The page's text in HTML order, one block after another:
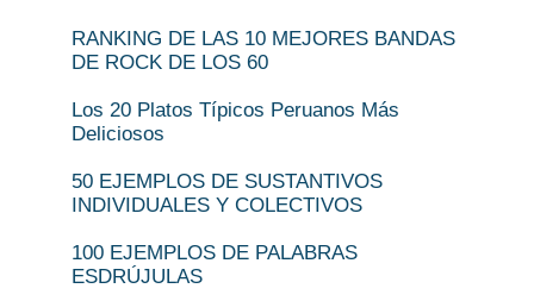
RANKING DE LAS 10 MEJORES BANDAS
DE ROCK DE LOS 60
Los 20 Platos Típicos Peruanos Más
Deliciosos
50 EJEMPLOS DE SUSTANTIVOS
INDIVIDUALES Y COLECTIVOS
100 EJEMPLOS DE PALABRAS
ESDRÚJULAS